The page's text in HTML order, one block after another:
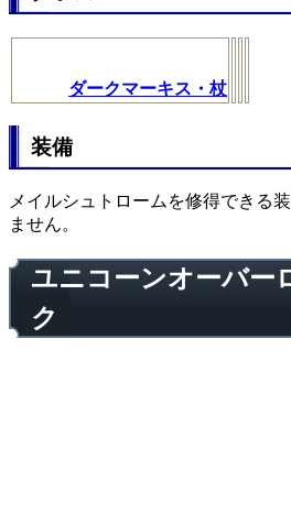
ダークマーキス・杖
装備
メイルシュトロームを修得できる
ません。
ユニコーンオーバー
ク